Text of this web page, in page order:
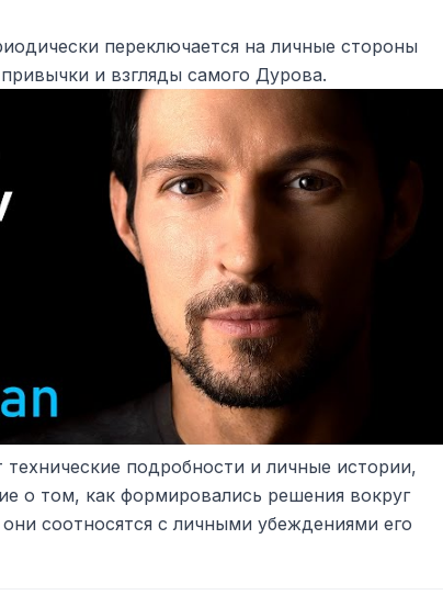
переключается на личные стороны
и взгляды самого Дурова.
подробности и личные истории,
о том, как формировались решения вокруг
соотносятся с личными убеждениями его